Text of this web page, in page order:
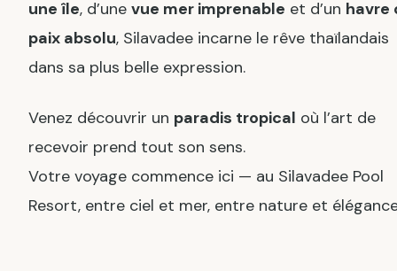
une île, d’une vue mer imprenable et d’un havre
paix absolu, Silavadee incarne le rêve thaïlandais
dans sa plus belle expression.
Venez découvrir un paradis tropical où l’art de
recevoir prend tout son sens.
Votre voyage commence ici — au Silavadee Pool
Resort, entre ciel et mer, entre nature et